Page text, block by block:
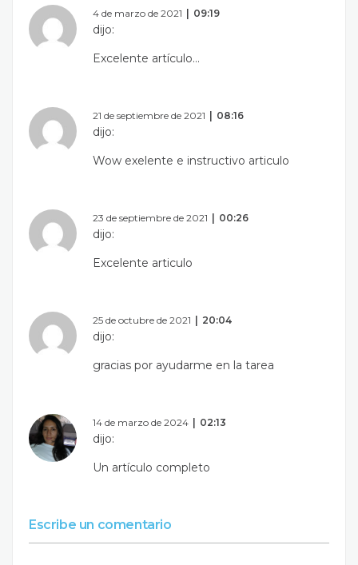
4 de marzo de 2021 09:19
dijo:
Excelente artículo…
21 de septiembre de 2021 08:16
dijo:
Wow exelente e instructivo articulo
23 de septiembre de 2021 00:26
dijo:
Excelente articulo
25 de octubre de 2021 20:04
dijo:
gracias por ayudarme en la tarea
14 de marzo de 2024 02:13
dijo:
Un artículo completo
Escribe un comentario